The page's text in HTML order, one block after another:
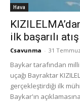
Hava
ilk başarılı atış
Csavunma - 31
Baykar tarafından
uçağı Bayraktar
gerçekleştirdiği ilk
Baykar'ın